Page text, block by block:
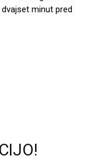
minut pred